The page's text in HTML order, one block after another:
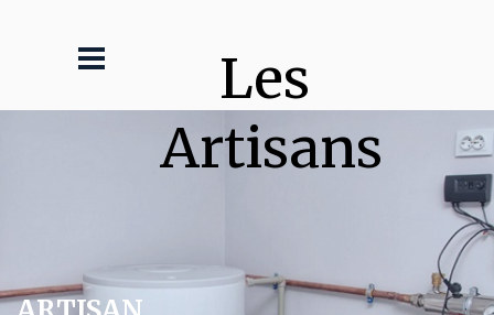
Les
Artisans